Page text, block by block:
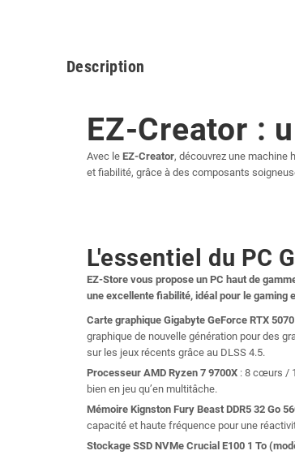
Description
EZ-Creator :
Avec le EZ-Creator, découvrez une machine
et fiabilité, grâce à des composants
L'essentiel du PC
EZ-Store vous propose un PC haut de
une excellente fiabilité, idéal pour le gaming
Carte graphique Gigabyte GeForce RTX
graphique de nouvelle génération pour des
sur les jeux récents grâce au DLSS 4.5.
Processeur AMD Ryzen 7 9700X : 8 cœurs /
bien en jeu qu’en multitâche.
Mémoire Kignston Fury Beast DDR5 32 Go
capacité et haute fréquence pour une
Stockage SSD NVMe Crucial E100 1 To